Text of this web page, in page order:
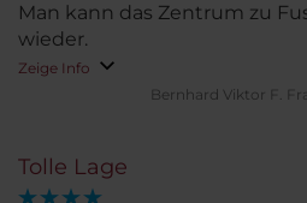
Man kann das Zentrum zu
wieder.
Zeige Info
Bernhard Viktor F.
Tolle Lage